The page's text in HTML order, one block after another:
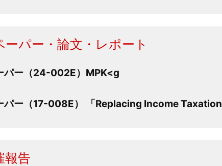
パー・論文・レポート
パー（24-002E）MPK<g
パー（17-008E） 「Replacing Income
報告